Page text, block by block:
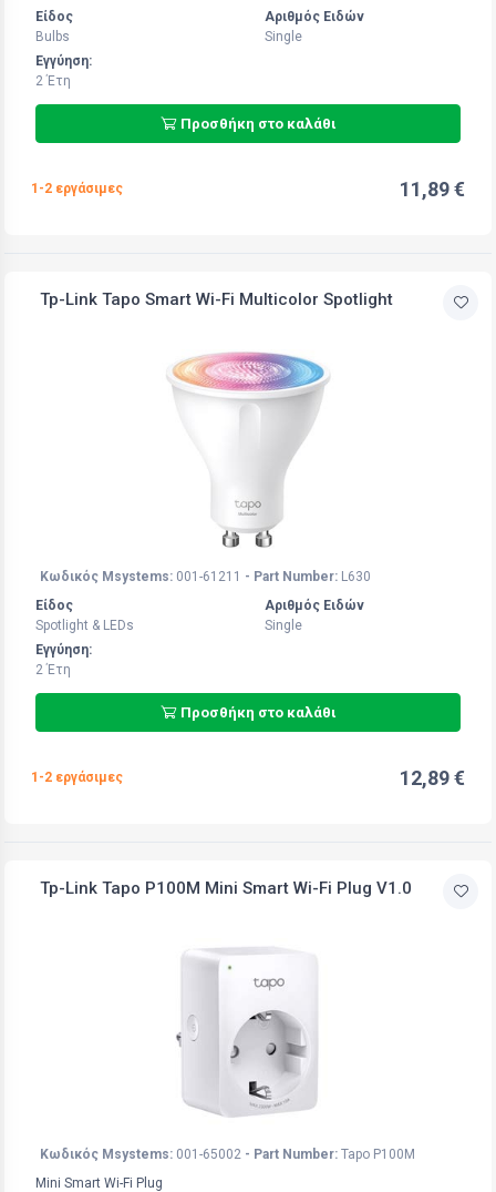
Είδος
Bulbs
Αριθμός Ειδών
Single
Εγγύηση:
2 Έτη
Προσθήκη στο καλάθι
1-2 εργάσιμες 11,89 €
Tp-Link Tapo Smart Wi-Fi Multicolor Spotlight
Κωδικός Msystems: 001-61211 - Part Number: L630
Είδος
Spotlight & LEDs
Αριθμός Ειδών
Single
Εγγύηση:
2 Έτη
Προσθήκη στο καλάθι
1-2 εργάσιμες 12,89 €
Tp-Link Tapo P100M Mini Smart Wi-Fi Plug V1.0
Κωδικός Msystems: 001-65002 - Part Number: Tapo P100M
Mini Smart Wi-Fi Plug